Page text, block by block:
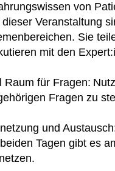
von
dieser Veranstaltung
Sie
mit den
Raum für Fragen:
Fragen zu
und
Tagen gibt es